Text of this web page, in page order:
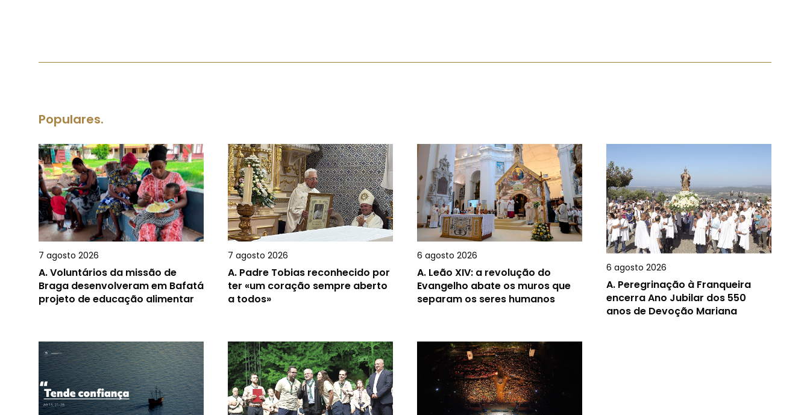
Populares.
7 agosto 2026
A.Voluntários da missão de
Braga desenvolveram em Bafatá
projeto de educação alimentar
7 agosto 2026
A. Padre Tobias reconhecido por
ter «um coração sempre aberto
a todos»
6 agosto 2026
A. Leão XIV: a revolução do
Evangelho abate os muros que
separam os seres humanos
6 agosto 2026
A. Peregrinação à Franqueira
encerra Ano Jubilar dos 550
anos de Devoção Mariana